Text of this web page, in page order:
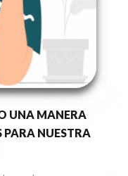
UNA MANERA
PARA NUESTRA